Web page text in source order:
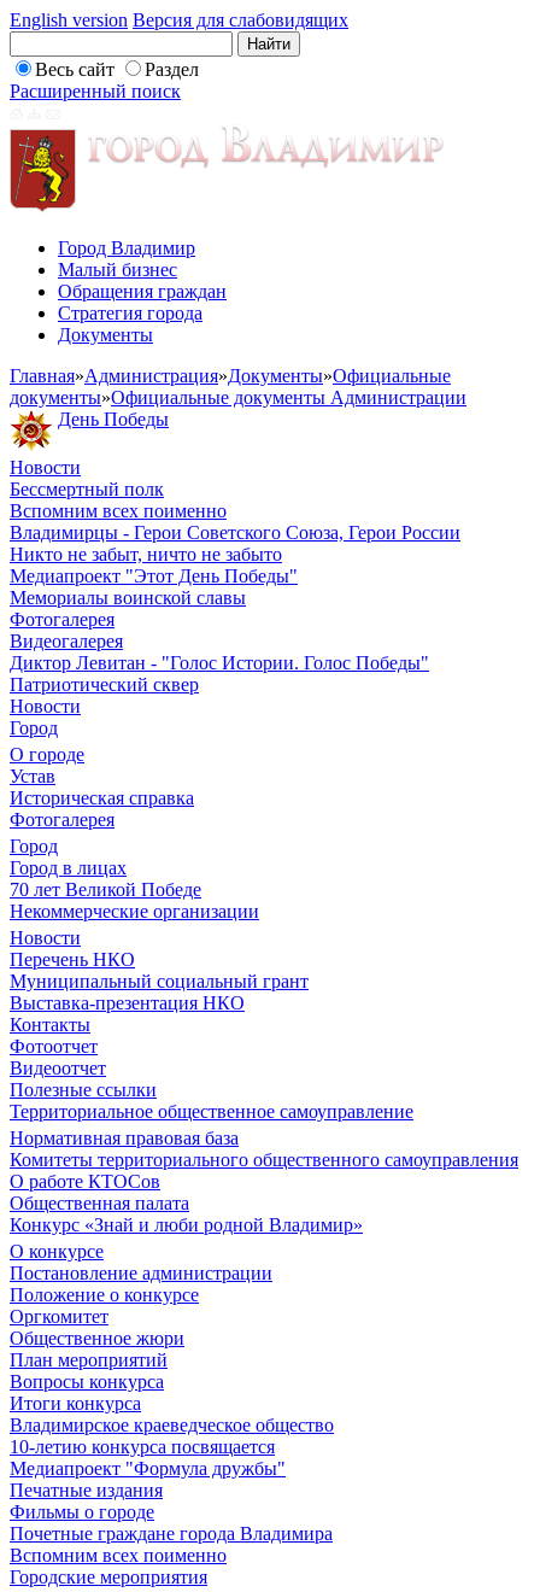
English version Версия для слабовидящих
Весь сайт
Раздел
Расширенный поиск
Город Владимир
Малый бизнес
Обращения граждан
Стратегия города
Документы
Главная»Администрация»Документы»Официальные
документы»Официальные документы Администрации
День Победы
Новости
Бессмертный полк
Вспомним всех поименно
Владимирцы - Герои Советского Союза, Герои России
Никто не забыт, ничто не забыто
Медиапроект "Этот День Победы"
Мемориалы воинской славы
Фотогалерея
Видеогалерея
Диктор Левитан - "Голос Истории. Голос Победы"
Патриотический сквер
Новости
Город
О городе
Устав
Историческая справка
Фотогалерея
Город
Город в лицах
70 лет Великой Победе
Некоммерческие организации
Новости
Перечень НКО
Муниципальный социальный грант
Выставка-презентация НКО
Контакты
Фотоотчет
Видеоотчет
Полезные ссылки
Территориальное общественное самоуправление
Нормативная правовая база
Комитеты территориального общественного самоуправления
О работе КТОСов
Общественная палата
Конкурс «Знай и люби родной Владимир»
О конкурсе
Постановление администрации
Положение о конкурсе
Оргкомитет
Общественное жюри
План мероприятий
Вопросы конкурса
Итоги конкурса
Владимирское краеведческое общество
10-летию конкурса посвящается
Медиапроект "Формула дружбы"
Печатные издания
Фильмы о городе
Почетные граждане города Владимира
Вспомним всех поименно
Городские мероприятия